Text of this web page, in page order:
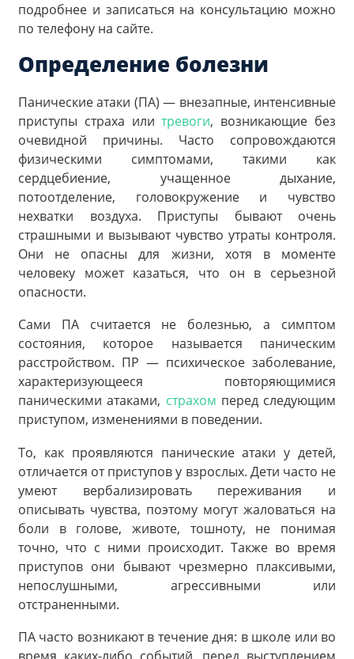
подробнее и записаться на консультацию можно
по телефону на сайте.
Определение болезни
Панические атаки (ПА) — внезапные, интенсивные
приступы страха илитревоги, возникающие без
очевидной причины. Часто сопровождаются
физическими симптомами, такими как
сердцебиение, учащенное дыхание,
потоотделение, головокружение и чувство
нехватки воздуха. Приступы бывают очень
страшными и вызывают чувство утраты контроля.
Они не опасны для жизни, хотя в моменте
человеку может казаться, что он в серьезной
опасности.
Сами ПА считается не болезнью, а симптом
состояния, которое называется паническим
расстройством. ПР — психическое заболевание,
характеризующееся повторяющимися
паническими атаками, страхом перед следующим
приступом, изменениями в поведении.
То, как проявляются панические атаки у детей,
отличается от приступов у взрослых. Дети часто не
умеют вербализировать переживания и
описывать чувства, поэтому могут жаловаться на
боли в голове, животе, тошноту, не понимая
точно, что с ними происходит. Также во время
приступов они бывают чрезмерно плаксивыми,
непослушными, агрессивными или
отстраненными.
ПА часто возникают в течение дня: в школе или во